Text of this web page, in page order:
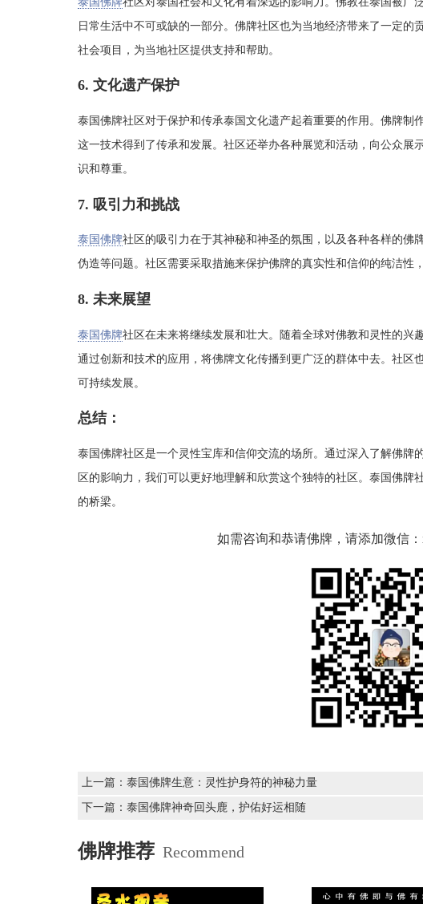
日常生活中不可或缺的一部分。佛牌社区也为当地经济带来了一定
社会项目，为当地社区提供支持和帮助。
6. 文化遗产保护
泰国佛牌社区对于保护和传承泰国文化遗产起着重要的作用。佛牌制
这一技术得到了传承和发展。社区还举办各种展览和活动，向公众展
识和尊重。
7. 吸引力和挑战
泰国佛牌社区的吸引力在于其神秘和神圣的氛围，以及各种各样的佛
伪造等问题。社区需要采取措施来保护佛牌的真实性和信仰的纯洁性
8. 未来展望
泰国佛牌社区在未来将继续发展和壮大。随着全球对佛教和灵性的兴
通过创新和技术的应用，将佛牌文化传播到更广泛的群体中去。社区
可持续发展。
总结：
泰国佛牌社区是一个灵性宝库和信仰交流的场所。通过深入了解佛牌
区的影响力，我们可以更好地理解和欣赏这个独特的社区。泰国佛
的桥梁。
如需咨询和恭请佛牌，请添加微信：
上一篇： 泰国佛牌生意：灵性护身符的神秘力量
下一篇： 泰国佛牌神奇回头鹿，护佑好运相随
佛牌推荐 Recommend